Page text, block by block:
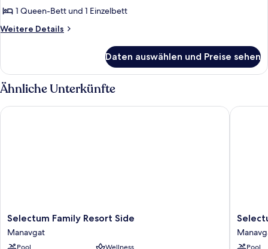
1 Queen-Bett und 1 Einzelbett
Weitere Details
Weitere
Room
Without
Balcony
Daten auswählen und Preise sehen
Ähnliche Unterkünfte
Selectum
Family
Resort
Selectum Family Resort Side
Manavgat
Pool
Wellness
Selectum Family Resort Side
Family
Comfort
Pool